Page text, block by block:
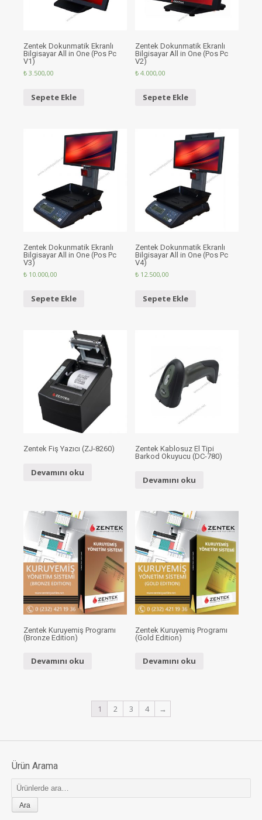
Zentek Dokunmatik Ekranlı
Bilgisayar All in One (Pos Pc
V1)
₺ 3.500,00
Sepete Ekle
Zentek Dokunmatik Ekranlı
Bilgisayar All in One (Pos Pc
V2)
₺ 4.000,00
Sepete Ekle
Zentek Dokunmatik Ekranlı
Bilgisayar All in One (Pos Pc
V3)
₺ 10.000,00
Sepete Ekle
Zentek Dokunmatik Ekranlı
Bilgisayar All in One (Pos Pc
V4)
₺ 12.500,00
Sepete Ekle
Zentek Fiş Yazıcı (ZJ-8260)
Devamını oku
Zentek Kablosuz El Tipi
Barkod Okuyucu (DC-780)
Devamını oku
Zentek Kuruyemiş Programı
(Bronze Edition)
Devamını oku
Zentek Kuruyemiş Programı
(Gold Edition)
Devamını oku
1 2 3 4 →
Ürün Arama
Ara: